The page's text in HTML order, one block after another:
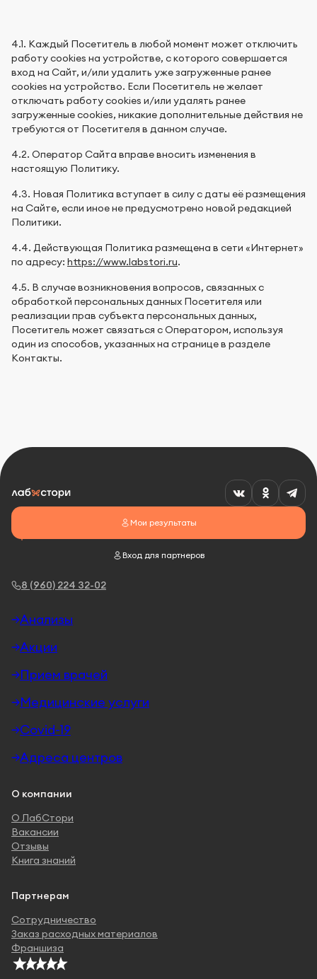
4.1. Каждый Посетитель в любой момент может отключить
работу cookies на устройстве, с которого совершается
вход на Сайт, и/или удалить уже загруженные ранее
cookies на устройство. Если Посетитель не желает
отключать работу cookies и/или удалять ранее
загруженные cookies, никакие дополнительные действия не
требуются от Посетителя в данном случае.
4.2. Оператор Сайта вправе вносить изменения в
настоящую Политику.
4.3. Новая Политика вступает в силу с даты её размещения
на Сайте, если иное не предусмотрено новой редакцией
Политики.
4.4. Действующая Политика размещена в сети «Интернет»
по адресу: https://www.labstori.ru.
4.5. В случае возникновения вопросов, связанных с
обработкой персональных данных Посетителя или
реализации прав субъекта персональных данных,
Посетитель может связаться с Оператором, используя
один из способов, указанных на странице в разделе
Контакты.
8 (960) 224 32-02
Мои результаты
Вход для партнеров
Анализы
Акции
Прием врачей
Медицинские услуги
Covid-19
Адреса центров
О компании
О ЛабСтори
Вакансии
Отзывы
Книга знаний
Партнерам
Сотрудничество
Заказ расходных материалов
Франшиза